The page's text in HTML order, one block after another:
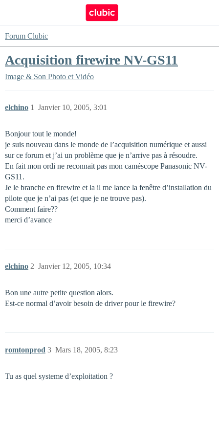
Forum Clubic
Acquisition firewire NV-GS11
Image & Son Photo et Vidéo
elchino Janvier 10, 2005, 3:01
1
Bonjour tout le monde!
je suis nouveau dans le monde de l’acquisition numérique et aussi
sur ce forum et j’ai un problème que je n’arrive pas à résoudre.
En fait mon ordi ne reconnait pas mon caméscope Panasonic NV-
GS11.
Je le branche en firewire et la il me lance la fenêtre d’installation du
pilote que je n’ai pas (et que je ne trouve pas).
Comment faire??
merci d’avance
elchino Janvier 12, 2005, 10:34
2
Bon une autre petite question alors.
Est-ce normal d’avoir besoin de driver pour le firewire?
romtonprod Mars 18, 2005, 8:23
3
Tu as quel systeme d’exploitation ?